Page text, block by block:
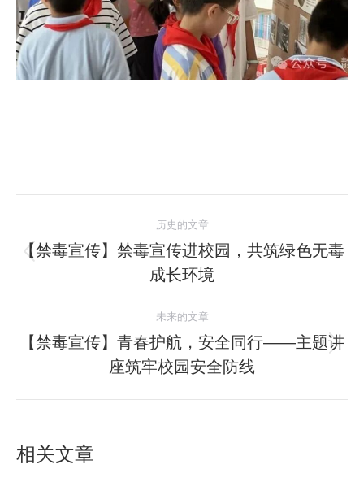
章
历史的文章
历
史
章：
【禁毒宣传】禁毒宣传进校园，共筑绿色无毒
成长环境
未来的文章
未
来
的
【禁毒宣传】青春护航，安全同行——主题讲
座筑牢校园安全防线
相关文章